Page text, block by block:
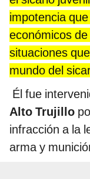
impotencia
económicos
situaciones
mundo del
Él fue
Alto Trujillo
infracción a la
arma y